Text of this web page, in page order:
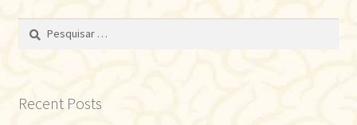
Pesquisar
Recent Posts